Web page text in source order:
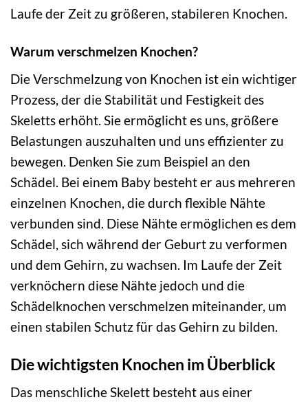
Laufe der Zeit zu größeren, stabileren Knochen.
Warum verschmelzen Knochen?
Die Verschmelzung von Knochen ist ein wichtiger
Prozess, der die Stabilität und Festigkeit des
Skeletts erhöht. Sie ermöglicht es uns, größere
Belastungen auszuhalten und uns effizienter zu
bewegen. Denken Sie zum Beispiel an den
Schädel. Bei einem Baby besteht er aus mehreren
einzelnen Knochen, die durch flexible Nähte
verbunden sind. Diese Nähte ermöglichen es dem
Schädel, sich während der Geburt zu verformen
und dem Gehirn, zu wachsen. Im Laufe der Zeit
verknöchern diese Nähte jedoch und die
Schädelknochen verschmelzen miteinander, um
einen stabilen Schutz für das Gehirn zu bilden.
Die wichtigsten Knochen im Überblick
Das menschliche Skelett besteht aus einer